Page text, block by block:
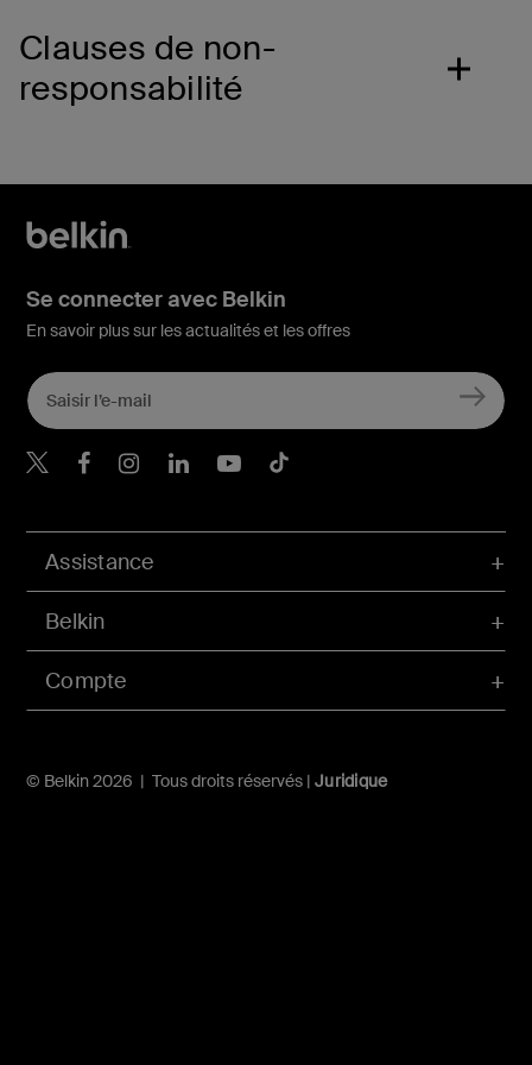
Clauses de non-
responsabilité
Compte
Assistance
Belkin
© Belkin 2026 | Tous droits réservés | Juridique
Se connecter avec Belkin
En savoir plus sur les actualités et les offres
Belkin Twitter
Belkin Facebook
Belkin Instagram
Belkin LinkedIn
Belkin Youtube
Belkin TikTok